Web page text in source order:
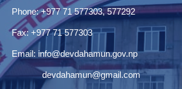
Phone: +977 71 577303, 577292
Fax: +977 71 577303
Email: info@devdahamun.gov.np
devdahamun@gmail.com